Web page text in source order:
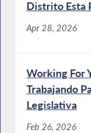
Distrito Esta
Apr 28, 2026
Working For
Trabajando
Legislativa
Feb 26, 2026